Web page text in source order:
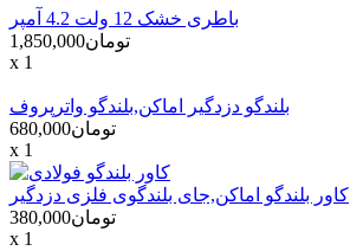
باطری خشک 12 ولت 4.2 آمپر
تومان1,850,000
x 1
بلندگو دزدگیر اماکن,بلندگو واترپروف
تومان680,000
x 1
کاور بلندگو اماکن,جای بلندگوی فلزی دزدگیر
تومان380,000
x 1